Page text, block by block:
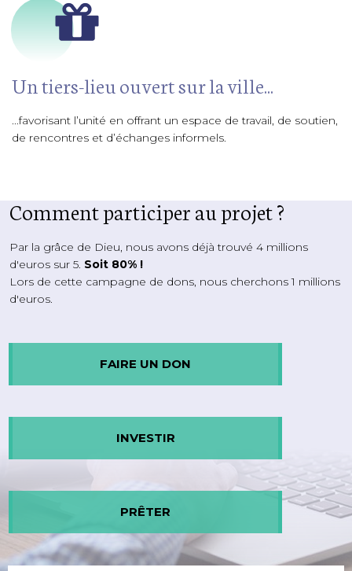
Un tiers-lieu ouvert sur la ville...
...favorisant l’unité en offrant un espace de travail, de soutien,
de rencontres et d’échanges informels.
Comment participer au projet ?
Par la grâce de Dieu, nous avons déjà trouvé 4 millions
d'euros sur 5. Soit 80% !
Lors de cette campagne de dons, nous cherchons 1 millions
d'euros.
FAIRE UN DON
INVESTIR
PRÊTER